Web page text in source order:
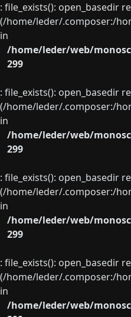
: file_exists(): open_basedir
(/home/leder/.composer:/
in
/home/leder/web/
299
: file_exists(): open_basedir
(/home/leder/.composer:/
in
/home/leder/web/
299
: file_exists(): open_basedir
(/home/leder/.composer:/
in
/home/leder/web/
299
: file_exists(): open_basedir
(/home/leder/.composer:/
in
/home/leder/web/